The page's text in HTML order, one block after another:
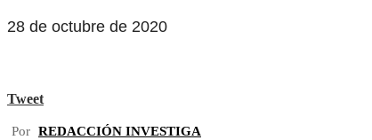
28 de octubre de 2020
Tweet
Por REDACCIÓN INVESTIGA